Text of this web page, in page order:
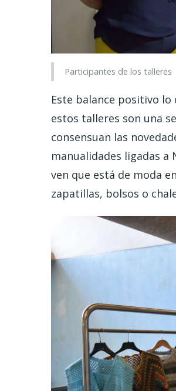
Participantes de los talleres
Este balance positivo
estos talleres son una
consensuan las
manualidades ligadas a
ven que está de moda
zapatillas, bolsos o